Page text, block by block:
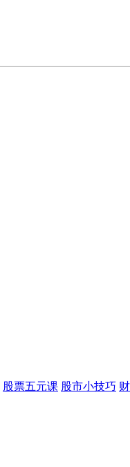
股票五元课 股市小技巧